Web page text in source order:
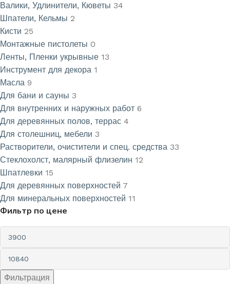
Валики, Удлинители, Кюветы 34
Шпатели, Кельмы 2
Кисти 25
Монтажные пистолеты 0
Ленты, Пленки укрывные 13
Инструмент для декора 1
Масла 9
Для бани и сауны 3
Для внутренних и наружных работ 6
Для деревянных полов, террас 4
Для столешниц, мебели 3
Растворители, очистители и спец. средства 33
Стеклохолст, малярный флизелин 12
Шпатлевки 15
Для деревянных поверхностей 7
Для минеральных поверхностей 11
Фильтр по цене
Фильтрация